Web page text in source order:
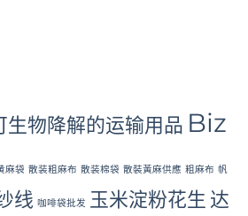
生物降解的运输用品 Biz
麻袋 散装粗麻布 散装棉袋 散裝黃麻供應 粗麻布 帆
线 咖啡袋批发 玉米淀粉花生 达